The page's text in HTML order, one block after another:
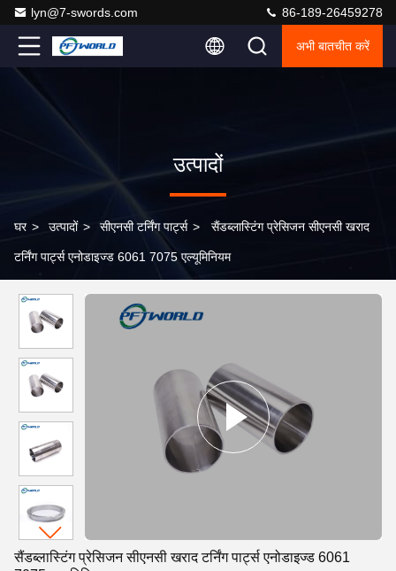
lyn@7-swords.com 86-189-26459278
अभी बातचीत करें
उत्पादों
घर > उत्पादों > सीएनसी टर्निंग पार्ट्स > सैंडब्लास्टिंग प्रेसिजन सीएनसी खराद
टर्निंग पार्ट्स एनोडाइज्ड 6061 7075 एल्यूमिनियम
सैंडब्लास्टिंग प्रेसिजन सीएनसी खराद टर्निंग पार्ट्स एनोडाइज्ड 6061